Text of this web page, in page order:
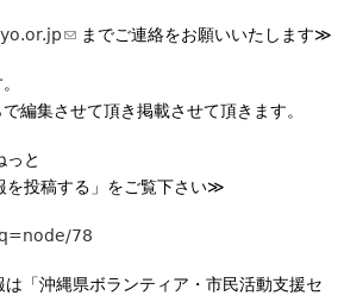
a
(
n
e
n
s
までご連絡をお願いいたします≫
編集させて頂き掲載させて頂きます。
と
を投稿する」をご覧下さい≫
78
は「沖縄県ボランティア・市民活動支援セ